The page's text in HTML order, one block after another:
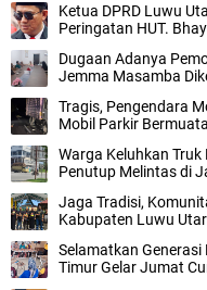
Ketua DPRD Luwu
Peringatan HUT.
Dugaan Adanya
Jemma Masamba
Tragis, Pengendara
Mobil Parkir
Warga Keluhkan
Penutup Melintas di
Jaga Tradisi,
Kabupaten Luwu
Selamatkan
Timur Gelar Jumat